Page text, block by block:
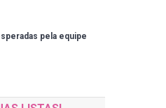
pela equipe